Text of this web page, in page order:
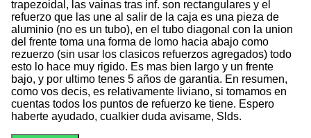
trapezoidal, las vainas tras inf. son rectangulares y el
refuerzo que las une al salir de la caja es una pieza de
aluminio (no es un tubo), en el tubo diagonal con la union
del frente toma una forma de lomo hacia abajo como
rezuerzo (sin usar los clasicos refuerzos agregados) todo
esto lo hace muy rigido. Es mas bien largo y un frente
bajo, y por ultimo tenes 5 años de garantia. En resumen,
como vos decis, es relativamente liviano, si tomamos en
cuentas todos los puntos de refuerzo ke tiene. Espero
haberte ayudado, cualkier duda avisame, Slds.